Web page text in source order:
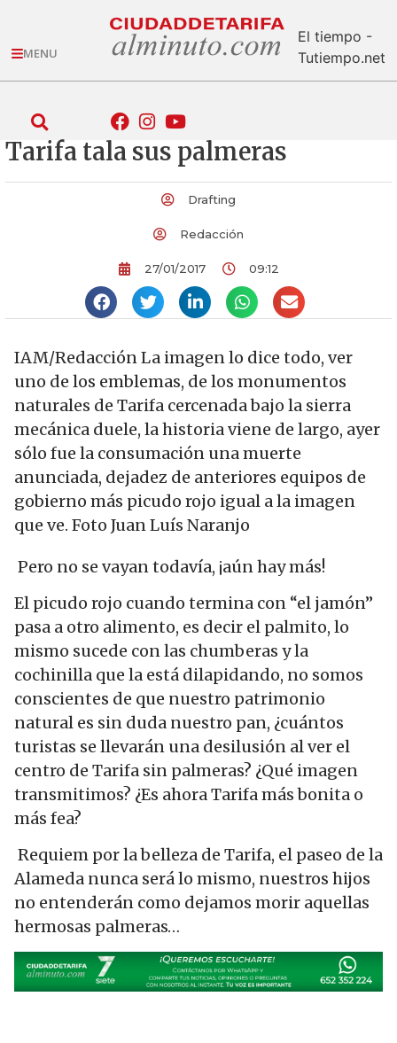
MENU
El tiempo -
Tutiempo.net
Tarifa tala sus palmeras
Drafting
Redacción
27/01/2017 09:12
IAM/Redacción La imagen lo dice todo, ver
uno de los emblemas, de los monumentos
naturales de Tarifa cercenada bajo la sierra
mecánica duele, la historia viene de largo, ayer
sólo fue la consumación una muerte
anunciada, dejadez de anteriores equipos de
gobierno más picudo rojo igual a la imagen
que ve. Foto Juan Luís Naranjo
Pero no se vayan todavía, ¡aún hay más!
El picudo rojo cuando termina con “el jamón”
pasa a otro alimento, es decir el palmito, lo
mismo sucede con las chumberas y la
cochinilla que la está dilapidando, no somos
conscientes de que nuestro patrimonio
natural es sin duda nuestro pan, ¿cuántos
turistas se llevarán una desilusión al ver el
centro de Tarifa sin palmeras? ¿Qué imagen
transmitimos? ¿Es ahora Tarifa más bonita o
más fea?
Requiem por la belleza de Tarifa, el paseo de la
Alameda nunca será lo mismo, nuestros hijos
no entenderán como dejamos morir aquellas
hermosas palmeras…